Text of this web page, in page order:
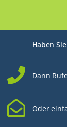
Haben
Dann
Oder